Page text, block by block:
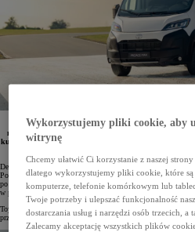
Trwa przedsprzedaż nowej Toyoty PROACE MAX,
marki. Debiutujący w tym roku na polskim rynku
kupujących – w pierwszych czterech godzinach
Debiutująca na rynku polskim nowa Toyota PROACE MAX
Potwierdzają to m.in. pierwsze dane z przedsprzedaży tego
po rozpoczęciu przyjmowania zamówień zarezerwowano 85
w pierwszych czterech godzinach.
Toyota PROACE MAX to największy dostawczy model w
przestrzeni ładunkowej łączy on z wydajnymi napędami oraz
Wykorzystujemy pliki cookie, aby
witrynę
Chcemy ułatwić Ci korzystanie z naszej
dlatego wykorzystujemy pliki cookie, które są
komputerze, telefonie komórkowym lub
Twoje potrzeby i ulepszać funkcjonalność
dostarczania usług i narzędzi osób trzecich, a
Zalecamy akceptację wszystkich plików